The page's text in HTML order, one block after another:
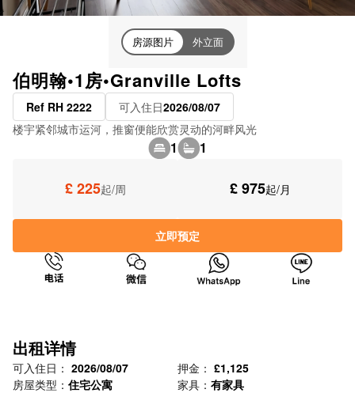
房源图片 外立面
伯明翰•1房•Granville Lofts
Ref RH 2222 可入住日2026/08/07
楼宇紧邻城市运河，推窗便能欣赏灵动的河畔风光
1 1
£ 225起/周 £ 975起/月
立即预定
出租详情
可入住日： 2026/08/07 押金： £1,125
房屋类型： 住宅公寓 家具： 有家具